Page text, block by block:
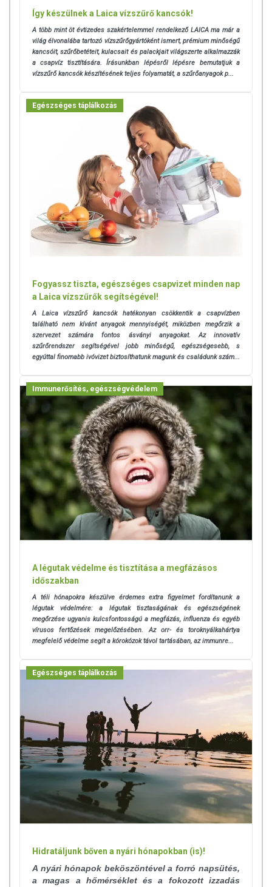
Így készülnek a Laica vízszűrő kancsók!
A több mint öt évtizedes szakértelemmel rendelkező LAICA ma már a
világ élvonalába tartozó vízszűrőgyártóként ismert, prémium minőségű
kancsóit, szűrőbetéteit, kulacsait és palackjait világszerte alkalmazzák
a csapvíz tisztítására. Írásunkban lépésről lépésre bemutatjuk a
vízszűrő kancsók készítésének teljes folyamatát, a szűrőanyagok p...
Egészséges táplálkozás
Fogyassz tiszta, egészséges csapvizet minden nap
a Laica vízszűrők segítségével!
A Laica vízszűrő kancsók hatékonyan csökkentik a csapvízben
található nem kívánt anyagok mennyiségét, miközben megőrzik a
szervezet számára fontos ásványi anyagokat. Az innovatív
szűrőrendszer segítségével jobb minőségű, egészségesebb, s
egyúttal finomabb ivóvizet biztosíthatunk magunk és családunk szám...
Immunerősítés, egészségvédelem
A légutak védelme és tisztítása a megfázásos
időszakban
A téli hónapokra készülve érdemes extra figyelmet fordítanunk a
légutak védelmére: a légutak tisztaságának és egészségének
megőrzése ugyanis kulcsfontosságú a megfázás, influenza és egyéb
vírusos fertőzések megelőzésében. Az orr- és toroknyálkahártya
megfelelő védelme segít a kórokózok távol tartásában, az immunre...
Egészséges táplálkozás
Hidratáljunk bőven a nyári hónapokban (is)!
A nyári hónapok beköszöntével a forró napsütés,
a magas a hőmérséklet és a fokozott izzadás